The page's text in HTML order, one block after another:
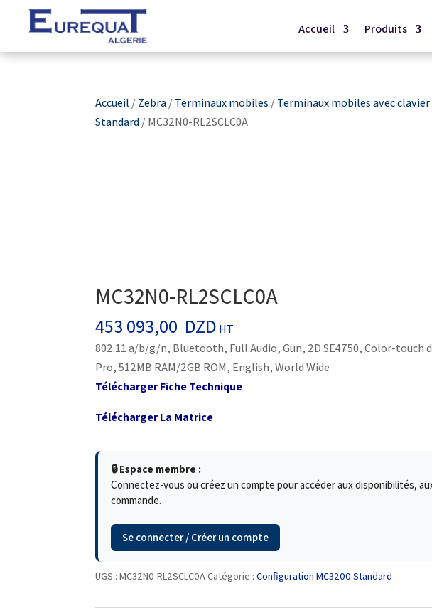
Accueil Produits
Accueil /Zebra/Terminaux mobiles /Terminaux mobiles avec clavier
Standard/ MC32N0-RL2SCLC0A
MC32N0-RL2SCLC0A
453 093,00 DZD HT
802.11 a/b/g/n, Bluetooth, Full Audio, Gun, 2D SE4750, Color-touch
Pro, 512MB RAM/2GB ROM, English, World Wide
Télécharger Fiche Technique
Télécharger La Matrice
🔒 Espace membre :
Connectez-vous ou créez un compte pour accéder aux disponibilités,
commande.
Se connecter / Créer un compte
UGS :MC32N0-RL2SCLC0ACatégorie :Configuration MC3200 Standard